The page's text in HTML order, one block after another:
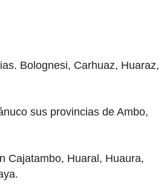
Bolognesi, Carhuaz, Huaraz,
sus provincias de Ambo,
Cajatambo, Huaral, Huaura,